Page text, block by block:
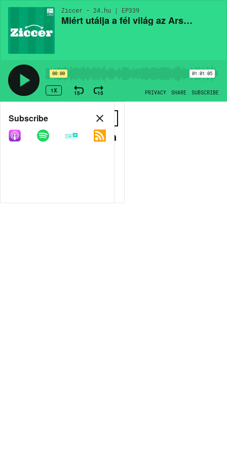
Ziccer - 24.hu | EP339
Miért utálja a fél világ az Arsenalt?
00:00 01:01:05
1X 15 15 PRIVACY SHARE SUBSCRIBE
Share
COPY LINK
Subscribe